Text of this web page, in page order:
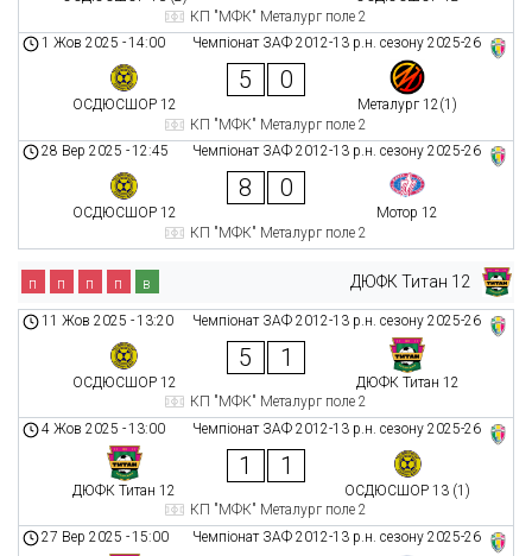
КП "МФК" Металург поле 2
Чемпіонат ЗАФ 2012-13 р.н. сезону 2025-26
1 Жов 2025 -14:00
ОСДЮСШОР 12
5 0
Металург 12(1)
КП "МФК" Металург поле 2
Чемпіонат ЗАФ 2012-13 р.н. сезону 2025-26
28 Вер 2025 -12:45
ОСДЮСШОР 12
8 0
Мотор 12
КП "МФК" Металург поле 2
ДЮФК Титан 12
п п п п в
Чемпіонат ЗАФ 2012-13 р.н. сезону 2025-26
11 Жов 2025 -13:20
ОСДЮСШОР 12
5 1
ДЮФК Титан 12
КП "МФК" Металург поле 2
Чемпіонат ЗАФ 2012-13 р.н. сезону 2025-26
4 Жов 2025 -13:00
ДЮФК Титан 12
1 1
ОСДЮСШОР 13 (1)
КП "МФК" Металург поле 2
Чемпіонат ЗАФ 2012-13 р.н. сезону 2025-26
27 Вер 2025 -15:00